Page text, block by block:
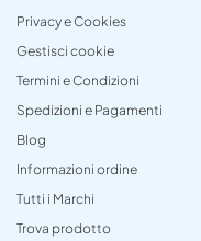
Privacy e Cookies
Gestisci cookie
Termini e Condizioni
Spedizioni e Pagamenti
Blog
Informazioni ordine
Tutti i Marchi
Trova prodotto